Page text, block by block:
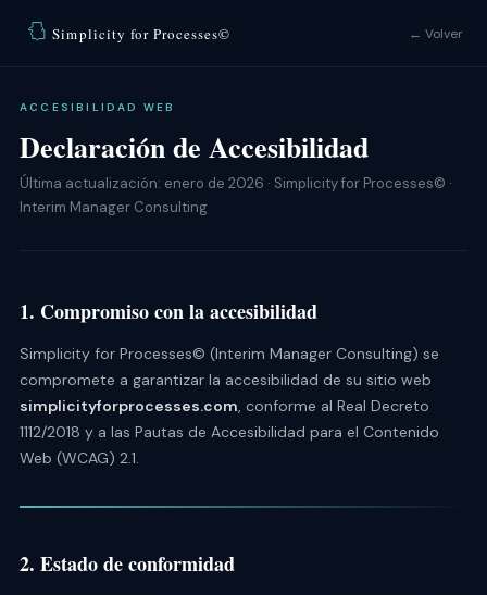
Simplicity for Processes© ← Volver
ACCESIBILIDAD WEB
Declaración de Accesibilidad
Última actualización: enero de 2026 · Simplicity for Processes© ·
Interim Manager Consulting
1. Compromiso con la accesibilidad
Simplicity for Processes© (Interim Manager Consulting) se
compromete a garantizar la accesibilidad de su sitio web
simplicityforprocesses.com, conforme al Real Decreto
1112/2018 y a las Pautas de Accesibilidad para el Contenido
Web (WCAG) 2.1.
2. Estado de conformidad